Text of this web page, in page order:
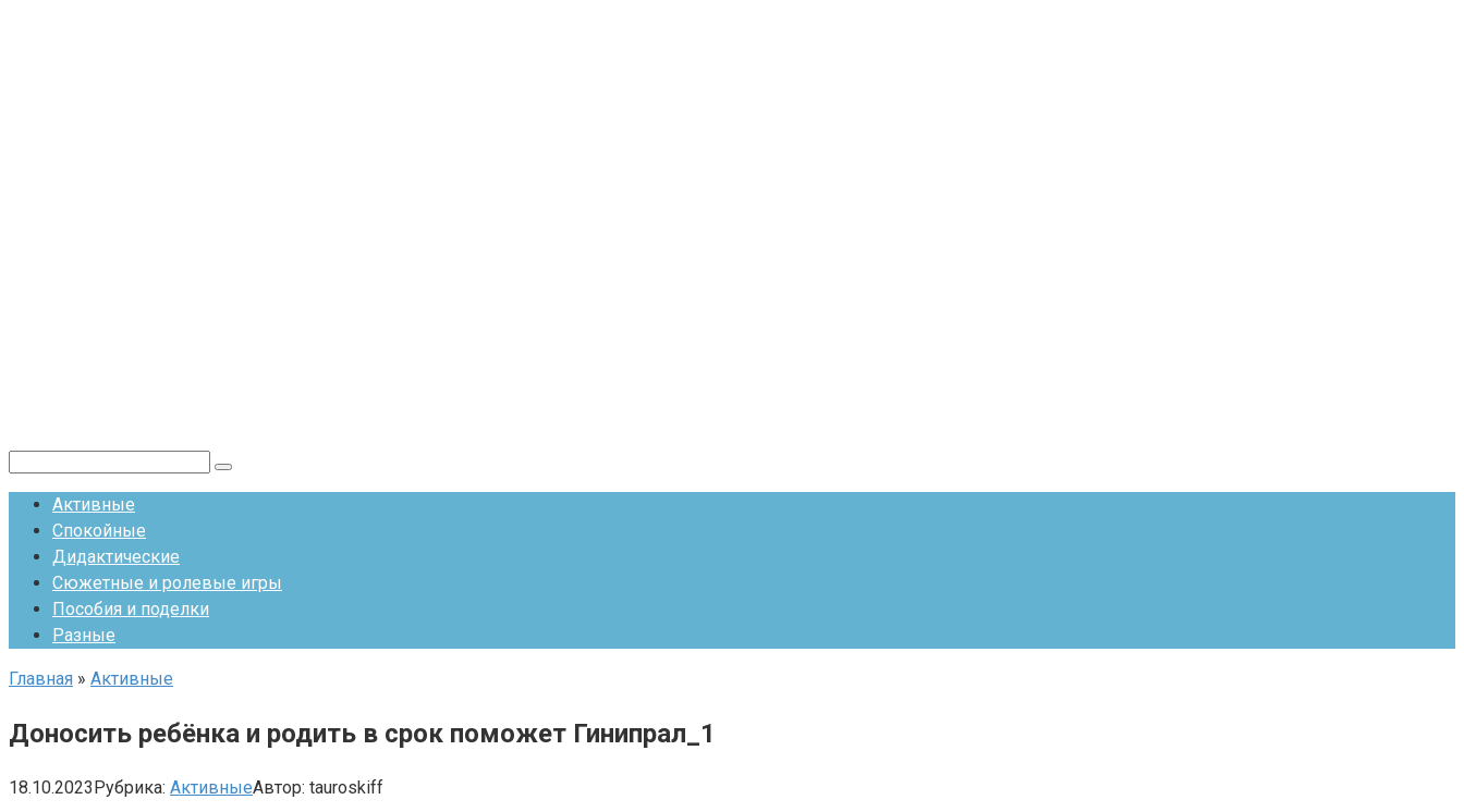
Активные
Спокойные
Дидактические
Сюжетные и ролевые игры
Пособия и поделки
Разные
Главная » Активные
Доносить ребёнка и родить в срок поможет Гинипрал_1
18.10.2023Рубрика: АктивныеАвтор: tauroskiff